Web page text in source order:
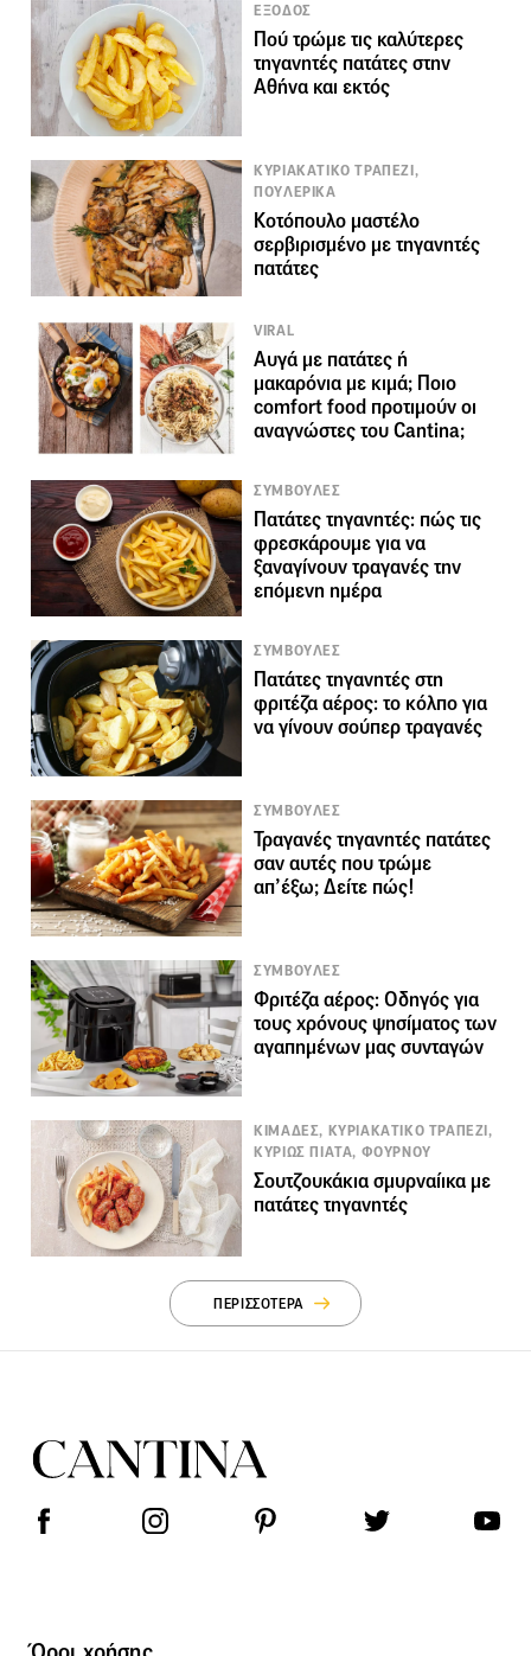
ΕΞΟΔΟΣ
Πού τρώμε τις καλύτερες
τηγανητές πατάτες στην
Αθήνα και εκτός
ΚΥΡΙΑΚΑΤΙΚΟ ΤΡΑΠΕΖΙ,
ΠΟΥΛΕΡΙΚΑ
Κοτόπουλο μαστέλο
σερβιρισμένο με τηγανητές
πατάτες
VIRAL
Αυγά με πατάτες ή
μακαρόνια με κιμά; Ποιο
comfort food προτιμούν οι
αναγνώστες του Cantina;
ΣΥΜΒΟΥΛΕΣ
Πατάτες τηγανητές: πώς τις
φρεσκάρουμε για να
ξαναγίνουν τραγανές την
επόμενη ημέρα
ΣΥΜΒΟΥΛΕΣ
Πατάτες τηγανητές στη
φριτέζα αέρος: το κόλπο για
να γίνουν σούπερ τραγανές
ΣΥΜΒΟΥΛΕΣ
Τραγανές τηγανητές πατάτες
σαν αυτές που τρώμε
απ’έξω; Δείτε πώς!
ΣΥΜΒΟΥΛΕΣ
Φριτέζα αέρος: Οδηγός για
τους χρόνους ψησίματος των
αγαπημένων μας συνταγών
ΚΙΜΑΔΕΣ, ΚΥΡΙΑΚΑΤΙΚΟ ΤΡΑΠΕΖΙ,
ΚΥΡΙΩΣ ΠΙΑΤΑ, ΦΟΥΡΝΟΥ
Σουτζουκάκια σμυρναίικα με
πατάτες τηγανητές
ΠΕΡΙΣΣΟΤΕΡΑ